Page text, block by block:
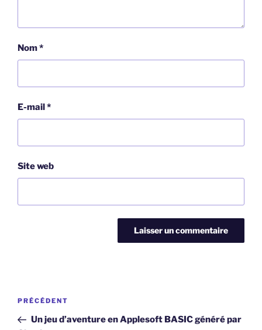
Nom*
E-mail *
Site web
Navigation
Article
précédent
PRÉCÉDENT
Un jeu d’aventure en Applesoft BASIC généré par